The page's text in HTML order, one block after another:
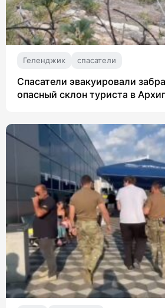
Геленджик спасатели
Спасатели эвакуировали
опасный склон туриста в